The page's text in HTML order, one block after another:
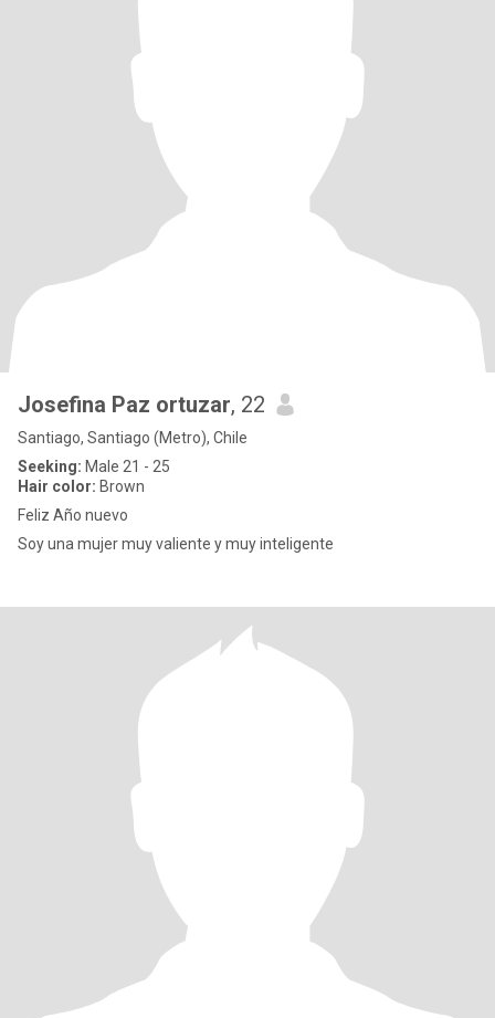
Josefina Paz ortuzar, 22
Santiago, Santiago (Metro), Chile
Seeking: Male 21 - 25
Hair color: Brown
Feliz Año nuevo
Soy una mujer muy valiente y muy inteligente